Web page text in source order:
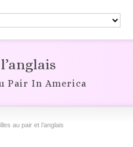
Pair In America
au pair et l’anglais